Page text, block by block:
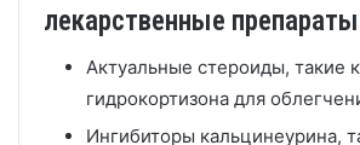
лекарственные препараты
Актуальные стероиды, такие
гидрокортизона для
Ингибиторы кальцинеурина,